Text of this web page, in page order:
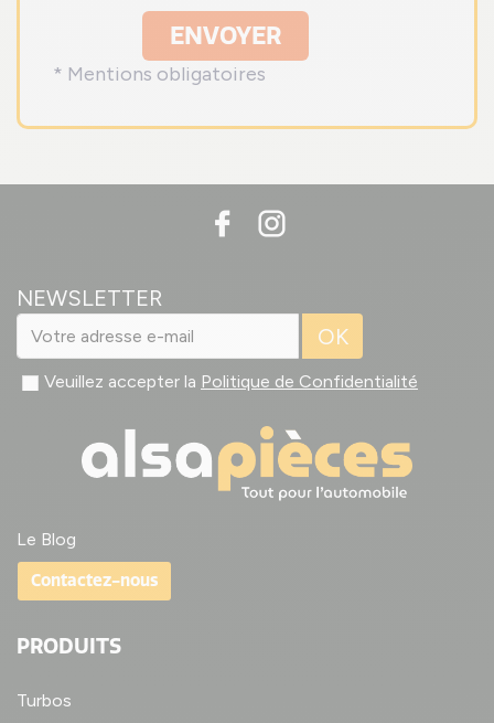
ENVOYER
* Mentions obligatoires
NEWSLETTER
OK
Veuillez accepter la Politique de Confidentialité
Le Blog
Contactez-nous
PRODUITS
Turbos